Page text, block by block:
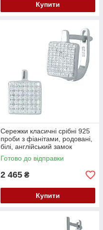
Купити
Сережки класичні срібні 925
проби з фіанітами, родовані,
білі, англійський замок
Готово до відправки
2 465 ₴
Купити